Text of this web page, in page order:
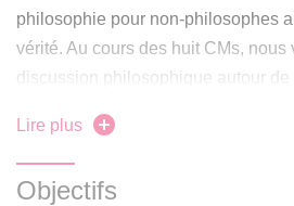
philosophie pour non-philosophes
vérité. Au cours des huit CMs, nous
discussion philosophique autour
philosophique sera enrichie
moments historiques, tels la
christianisme, la Renaissance, les
Lire plus
Objectifs